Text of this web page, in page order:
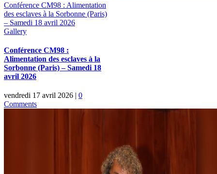
Conférence CM98 : Alimentation
des esclaves à la Sorbonne (Paris)
– Samedi 18 avril 2026
Gallery
Conférence CM98 :
Alimentation des esclaves à la
Sorbonne (Paris) – Samedi 18
avril 2026
vendredi 17 avril 2026 | 0
Comments